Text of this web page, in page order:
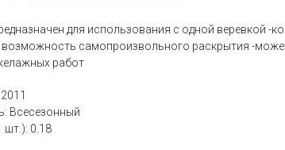
для использования с одной веревкой -
самопроизвольного раскрытия -
работ
Всесезонный
шт.): 0.18